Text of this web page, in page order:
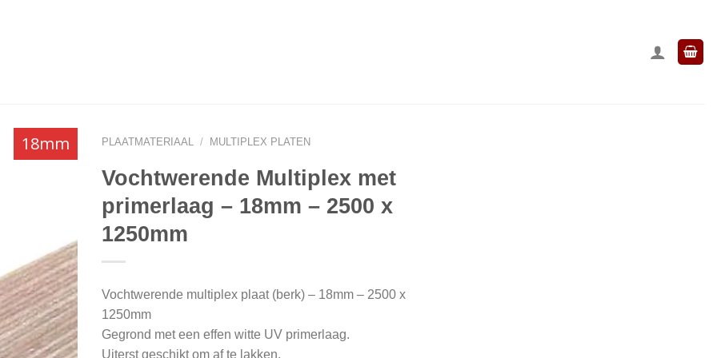
18mm PLAATMATERIAAL / MULTIPLEX PLATEN
Vochtwerende Multiplex met
primerlaag – 18mm – 2500 x
1250mm
Vochtwerende multiplex plaat (berk) – 18mm – 2500 x
1250mm
Gegrond met een effen witte UV primerlaag.
Uiterst geschikt om af te lakken.